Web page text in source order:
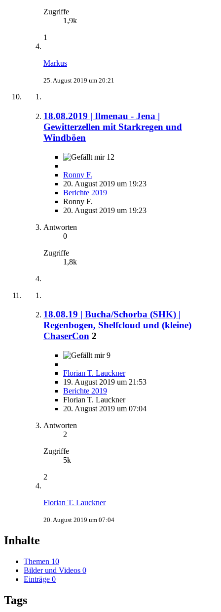
Zugriffe
1,9k
1
Markus
25. August 2019 um 20:21
18.08.2019 | Ilmenau - Jena |
Gewitterzellen mit Starkregen und
Windböen
12
Ronny F.
20. August 2019 um 19:23
Berichte 2019
Ronny F.
20. August 2019 um 19:23
Antworten
0
Zugriffe
1,8k
18.08.19 | Bucha/Schorba (SHK) |
Regenbogen, Shelfcloud und (kleine)
ChaserCon 2
9
Florian T. Lauckner
19. August 2019 um 21:53
Berichte 2019
Florian T. Lauckner
20. August 2019 um 07:04
Antworten
2
Zugriffe
5k
2
Florian T. Lauckner
20. August 2019 um 07:04
Inhalte
Themen 10
Bilder und Videos 0
Einträge 0
Tags